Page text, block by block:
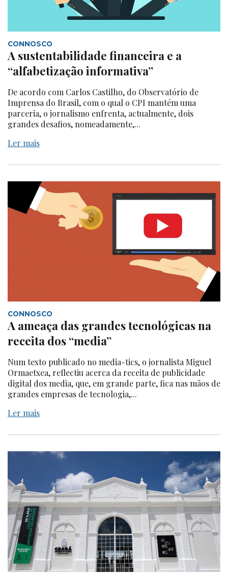
CONNOSCO
A sustentabilidade financeira e a
“alfabetização informativa”
De acordo com Carlos Castilho, do Observatório de
Imprensa do Brasil, com o qual o CPI mantém uma
parceria, o jornalismo enfrenta, actualmente, dois
grandes desafios, nomeadamente,...
Ler mais
CONNOSCO
A ameaça das grandes tecnológicas na
receita dos “media”
Num texto publicado no media-tics, o jornalista Miguel
Ormaetxea, reflectiu acerca da receita de publicidade
digital dos media, que, em grande parte, fica nas mãos de
grandes empresas de tecnologia,...
Ler mais